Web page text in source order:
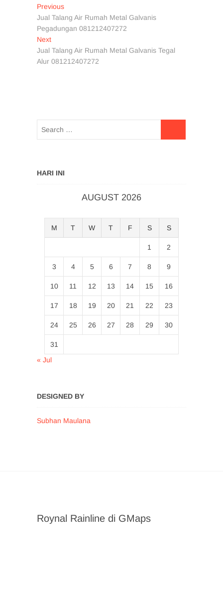
Post
navigation
PreviousPrevious
post:
Jual Talang Air Rumah Metal Galvanis
Pegadungan 081212407272
NextNext
post:
Jual Talang Air Rumah Metal Galvanis Tegal
Alur 081212407272
HARI INI
AUGUST 2026
M T W T F S S
1 2
3 4 5 6 7 8 9
10 11 12 13 14 15 16
17 18 19 20 21 22 23
24 25 26 27 28 29 30
31
« Jul
DESIGNED BY
Subhan Maulana
Roynal Rainline di GMaps